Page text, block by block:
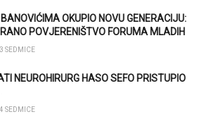
OKUPIO NOVU GENERACIJU:
POVJERENIŠTVO FORUMA MLADIH
SEDMICE
NEUROHIRURG HASO SEFO PRISTUPIO
SEDMICE